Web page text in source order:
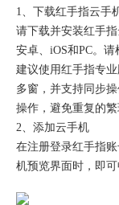
1、下载红手指云手
请下载并安装红手
安卓、iOS和PC。
建议使用红手指专
多窗，并支持同步
操作，避免重复的
2、添加云手机
在注册登录红手指
机预览界面时，即可